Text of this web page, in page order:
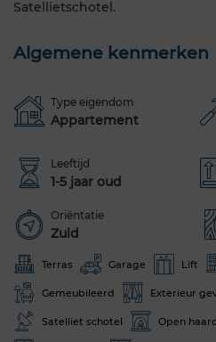
Satellietschotel.
Algemene kenmerken
Type eigendom
Appartement
Leeftijd
1-5 jaar oud
Oriëntatie
Zuid
Terras Garage Lift
Gemeubileerd Exterieur
Satelliet schotel Open